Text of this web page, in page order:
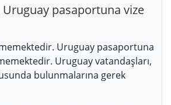
Uruguay pasaportuna vize
Uruguay pasaportuna
Uruguay vatandaşları,
bulunmalarına gerek